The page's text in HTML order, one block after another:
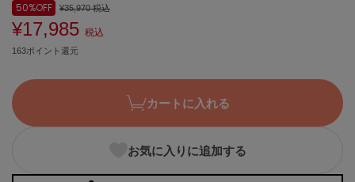
Ballelite
バレリット
BANDOLIER
Barbour
バブアー
50%OFF ¥35,970税込
¥17,985 税込
163ポイント還元
カートに入れる
お気に入りに追加する